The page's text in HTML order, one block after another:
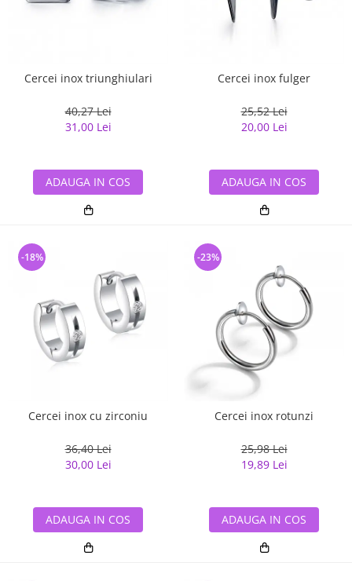
Cercei inox triunghiulari
40,27 Lei
31,00 Lei
ADAUGA IN COS
Cercei inox fulger
25,52 Lei
20,00 Lei
ADAUGA IN COS
Cercei inox cu zirconiu
36,40 Lei
30,00 Lei
-18%
ADAUGA IN COS
Cercei inox rotunzi
25,98 Lei
19,89 Lei
-23%
ADAUGA IN COS